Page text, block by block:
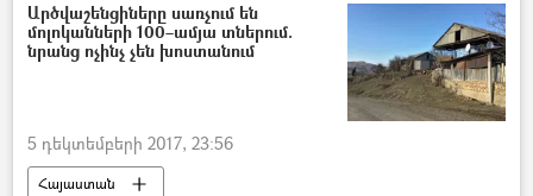
Արծվաշենցիները սառչում են
մոլոկանների 100–ամյա տներում.
նրանց ոչինչ չեն խոստանում
5 դեկտեմբերի 2017, 23:56
Հայաստան